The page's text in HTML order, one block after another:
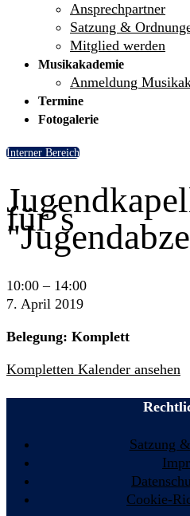
Ansprechpartner
Satzung &
Mitglied werden
Musikakademie
Anmeldung
Termine
Fotogalerie
Interner Bereich
für´s
Jugendkapelle
Vorspiel
´s
10:00 – 14:00
7. April 2019
Belegung: Komplett
Kompletten Kalender ansehen
Satzung
Cookie-